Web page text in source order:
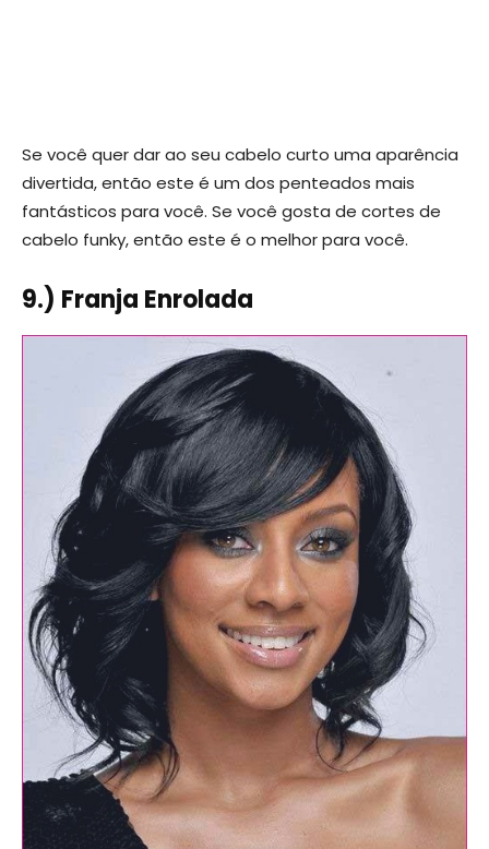
Se você quer dar ao seu cabelo curto uma aparência
divertida, então este é um dos penteados mais
fantásticos para você. Se você gosta de cortes de
cabelo funky, então este é o melhor para você.
9.) Franja Enrolada